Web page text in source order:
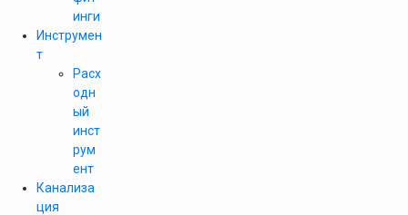
инги
Инструмен
т
Расх
одн
ый
инст
рум
ент
Канализа
ция